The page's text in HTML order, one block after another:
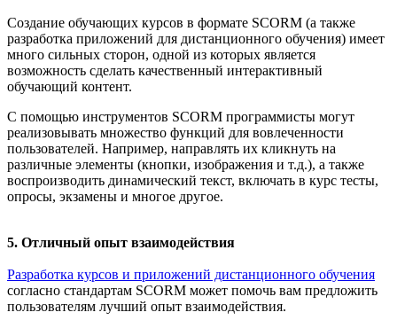
Создание обучающих курсов в формате SCORM (а также
разработка приложений для дистанционного обучения) имеет
много сильных сторон, одной из которых является
возможность сделать качественный интерактивный
обучающий контент.
С помощью инструментов SCORM программисты могут
реализовывать множество функций для вовлеченности
пользователей. Например, направлять их кликнуть на
различные элементы (кнопки, изображения и т.д.), а также
воспроизводить динамический текст, включать в курс тесты,
опросы, экзамены и многое другое.
5. Отличный опыт взаимодействия
Разработка курсов и приложений дистанционного обучения
согласно стандартам SCORM может помочь вам предложить
пользователям лучший опыт взаимодействия.